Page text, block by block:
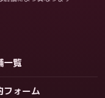
一覧
フォーム